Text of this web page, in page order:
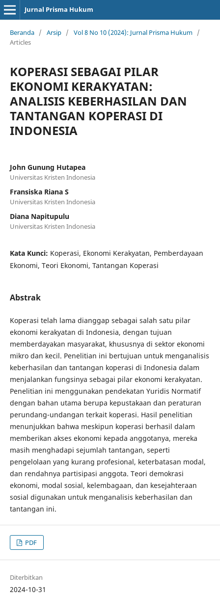
Jurnal Prisma Hukum
Beranda / Arsip / Vol 8 No 10 (2024): Jurnal Prisma Hukum /
Articles
KOPERASI SEBAGAI PILAR
EKONOMI KERAKYATAN:
ANALISIS KEBERHASILAN DAN
TANTANGAN KOPERASI DI
INDONESIA
John Gunung Hutapea
Universitas Kristen Indonesia
Fransiska Riana S
Universitas Kristen Indonesia
Diana Napitupulu
Universitas Kristen Indonesia
Kata Kunci: Koperasi, Ekonomi Kerakyatan, Pemberdayaan
Ekonomi, Teori Ekonomi, Tantangan Koperasi
Abstrak
Koperasi telah lama dianggap sebagai salah satu pilar
ekonomi kerakyatan di Indonesia, dengan tujuan
memberdayakan masyarakat, khususnya di sektor ekonomi
mikro dan kecil. Penelitian ini bertujuan untuk menganalisis
keberhasilan dan tantangan koperasi di Indonesia dalam
menjalankan fungsinya sebagai pilar ekonomi kerakyatan.
Penelitian ini menggunakan pendekatan Yuridis Normatif
dengan bahan utama berupa kepustakaan dan peraturan
perundang-undangan terkait koperasi. Hasil penelitian
menunjukkan bahwa meskipun koperasi berhasil dalam
memberikan akses ekonomi kepada anggotanya, mereka
masih menghadapi sejumlah tantangan, seperti
pengelolaan yang kurang profesional, keterbatasan modal,
dan rendahnya partisipasi anggota. Teori demokrasi
ekonomi, modal sosial, kelembagaan, dan kesejahteraan
sosial digunakan untuk menganalisis keberhasilan dan
tantangan ini.
PDF
Diterbitkan
2024-10-31